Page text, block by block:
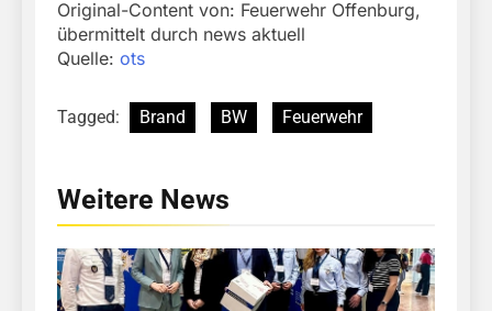
Original-Content von: Feuerwehr Offenburg,
übermittelt durch news aktuell
Quelle: ots
Tagged: Brand BW Feuerwehr
Weitere News